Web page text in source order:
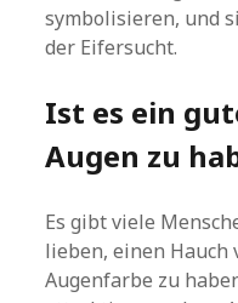
symbolisieren, und
der Eifersucht.
Ist es ein
Augen zu
Es gibt viele
lieben, einen
Augenfarbe zu